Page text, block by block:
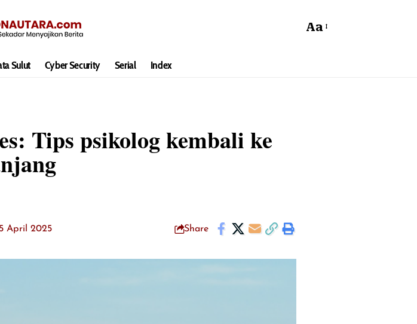
Aa
Sulut Cyber Security Serial Index
Tips psikolog kembali ke
5 April 2025 Share